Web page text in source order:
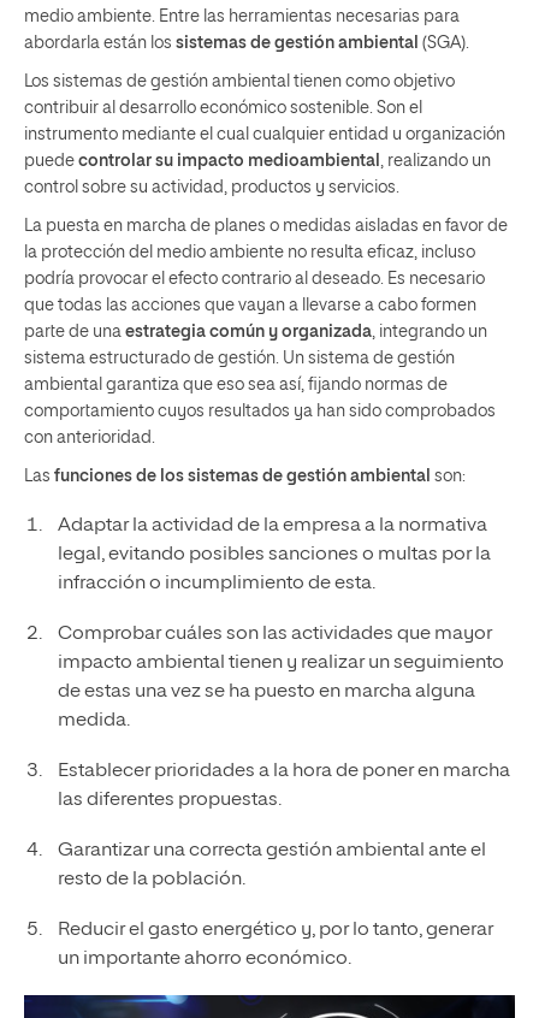
medio ambiente. Entre las herramientas necesarias para
abordarla están los sistemas de gestión ambiental (SGA).
Los sistemas de gestión ambiental tienen como objetivo
contribuir al desarrollo económico sostenible. Son el
instrumento mediante el cual cualquier entidad u organización
puede controlar su impacto medioambiental
, realizando un
control sobre su actividad, productos y servicios.
La puesta en marcha de planes o medidas aisladas en favor de
la protección del medio ambiente no resulta eficaz, incluso
podría provocar el efecto contrario al deseado. Es necesario
que todas las acciones que vayan a llevarse a cabo formen
parte de una estrategia común y organizada , integrando un
sistema estructurado de gestión. Un sistema de gestión
ambiental garantiza que eso sea así, fijando normas de
comportamiento cuyos resultados ya han sido comprobados
con anterioridad.
Las funciones de los sistemas de gestión ambiental son:
Adaptar la actividad de la empresa a la normativa
legal, evitando posibles sanciones o multas por la
infracción o incumplimiento de esta.
Comprobar cuáles son las actividades que mayor
impacto ambiental tienen y realizar un seguimiento
de estas una vez se ha puesto en marcha alguna
medida.
Establecer prioridades a la hora de poner en marcha
las diferentes propuestas.
Garantizar una correcta gestión ambiental ante el
resto de la población.
Reducir el gasto energético y, por lo tanto, generar
un importante ahorro económico.